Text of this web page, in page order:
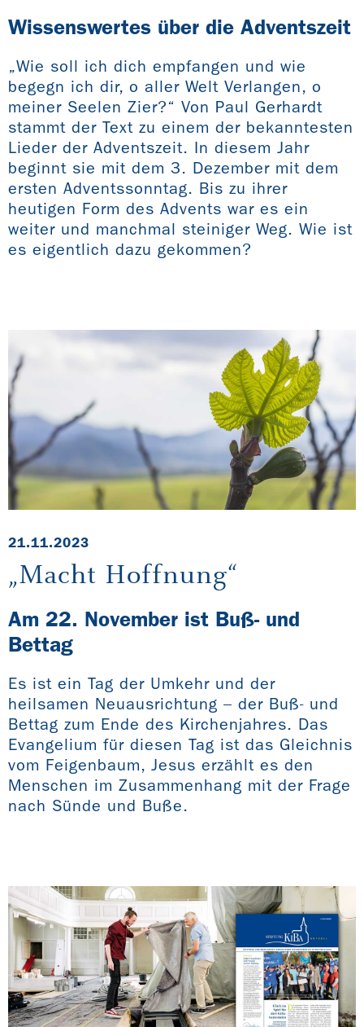
Wissenswertes über die Adventszeit
„Wie soll ich dich empfangen und wie
begegn ich dir, o aller Welt Verlangen, o
meiner Seelen Zier?“ Von Paul Gerhardt
stammt der Text zu einem der bekanntesten
Lieder der Adventszeit. In diesem Jahr
beginnt sie mit dem 3. Dezember mit dem
ersten Adventssonntag. Bis zu ihrer
heutigen Form des Advents war es ein
weiter und manchmal steiniger Weg. Wie ist
es eigentlich dazu gekommen?
21.11.2023
„Macht Hoffnung“
Am 22. November ist Buß- und
Bettag
Es ist ein Tag der Umkehr und der
heilsamen Neuausrichtung – der Buß- und
Bettag zum Ende des Kirchenjahres. Das
Evangelium für diesen Tag ist das Gleichnis
vom Feigenbaum, Jesus erzählt es den
Menschen im Zusammenhang mit der Frage
nach Sünde und Buße.